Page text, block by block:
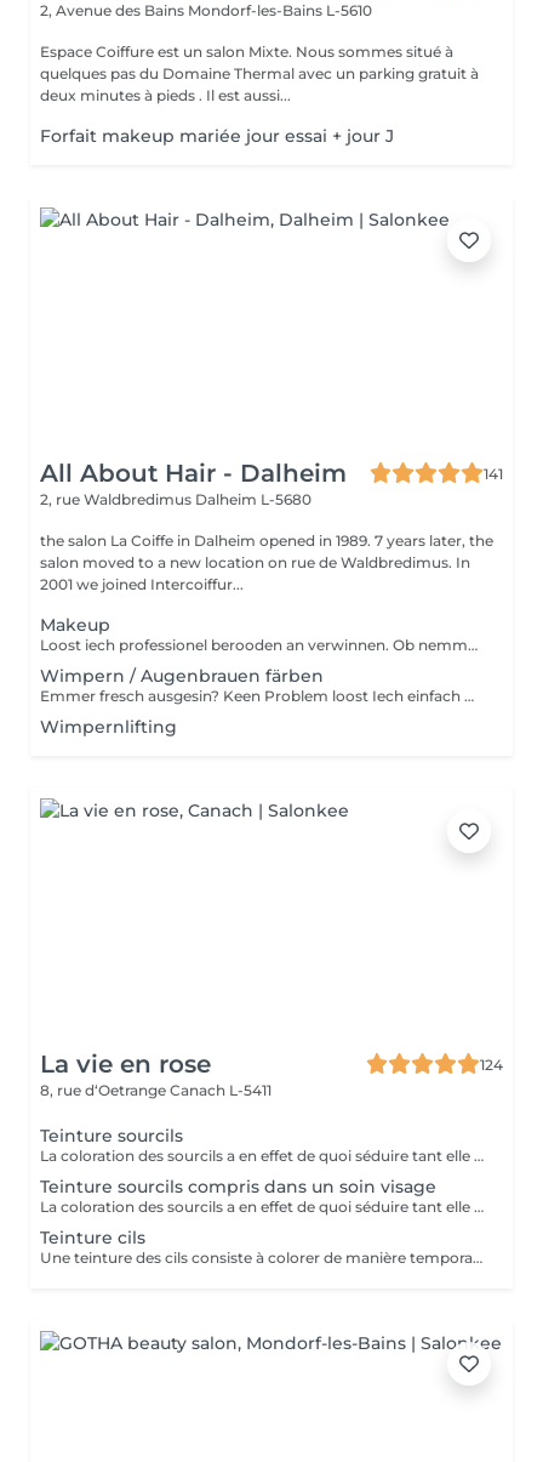
2, Avenue des Bains Mondorf-les-Bains L-5610
Espace Coiffure est un salon Mixte. Nous sommes situé à
quelques pas du Domaine Thermal avec un parking gratuit à
deux minutes à pieds . Il est aussi...
Forfait makeup mariée jour essai + jour J
All About Hair - Dalheim
141
2, rue Waldbredimus Dalheim L-5680
the salon La Coiffe in Dalheim opened in 1989. 7 years later, the
salon moved to a new location on rue de Waldbredimus. In
2001 we joined Intercoiffur...
Makeup
Loost iech professionel berooden an verwinnen. Ob nemmen e klengen Alldags Look oder dach mei stark vir owes op den Tour?
Wimpern / Augenbrauen färben
Emmer fresch ausgesin? Keen Problem loost Iech einfach mol d Wimpern an Aaperhoer fierwen
Wimpernlifting
La vie en rose
124
8, rue d‘Oetrange Canach L-5411
Teinture sourcils
La coloration des sourcils a en effet de quoi séduire tant elle met les yeux en valeur : elle permet, avec un temps de pose très court, de définir une jolie ligne et de créer une impression de sourcils fournis, à la couleur intense, le tout pour une tenue d'environ trois semaines.
Teinture sourcils compris dans un soin visage
La coloration des sourcils a en effet de quoi séduire tant elle met les yeux en valeur : elle permet, avec un temps de pose très court, de définir une jolie ligne et de créer une impression de sourcils fournis, à la couleur intense, le tout pour une tenue d'environ trois semaines.
Teinture cils
Une teinture des cils consiste à colorer de manière temporaire, entre 3 semaines à un mois, les cils tout en les gainant afin de faire ressortir leur couleur sans utiliser de maquillage. (Une teinture pour les cils ne peut cependant pas reproduire les effets d un mascara volume ou ayant pour but d allonger les cils. Dans ce cas, il est recommandé d appliquer du mascara sur les cils par-dessus la teinture pour les cils.)